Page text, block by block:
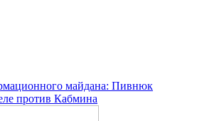
майдана: Пивнюк
против Кабмина